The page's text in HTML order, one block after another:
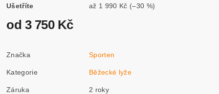
Ušetříte až 1 990 Kč (–30 %)
od 3 750 Kč
Značka Sporten
Kategorie Běžecké lyže
Záruka 2 roky